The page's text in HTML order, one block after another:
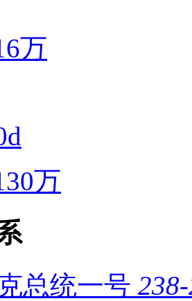
万
万
总统一号